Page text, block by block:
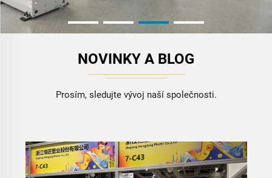
NOVINKY A BLOG
Prosím, sledujte vývoj naší společnosti.
Sukano ze Švýcarska navštíví společnost, aby